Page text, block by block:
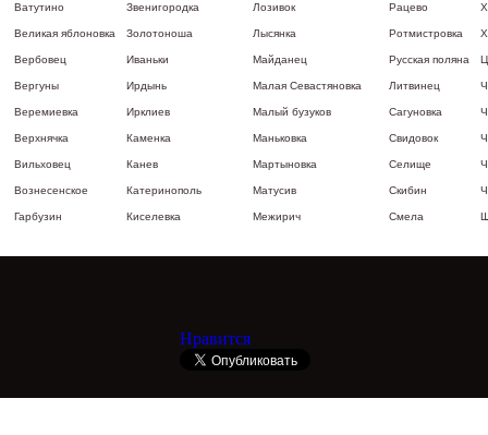
Ватутино
Великая яблоновка
Вербовец
Вергуны
Веремиевка
Верхнячка
Вильховец
Вознесенское
Гарбузин
Звенигородка
Золотоноша
Иваньки
Ирдынь
Ирклиев
Каменка
Канев
Катеринополь
Киселевка
Лозивок
Лысянка
Майданец
Малая Севастяновка
Малый бузуков
Маньковка
Мартыновка
Матусив
Межирич
Рацево
Ротмистровка
Русская поляна
Литвинец
Сагуновка
Свидовок
Селище
Скибин
Смела
Нравится